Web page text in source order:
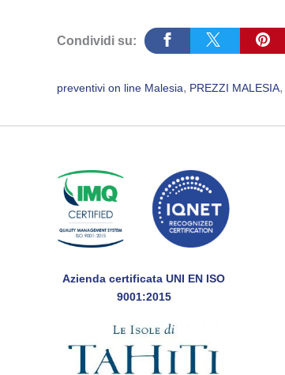
Condividi su:
preventivi on line Malesia, PREZZI MALESIA,
Azienda certificata UNI EN ISO
9001:2015